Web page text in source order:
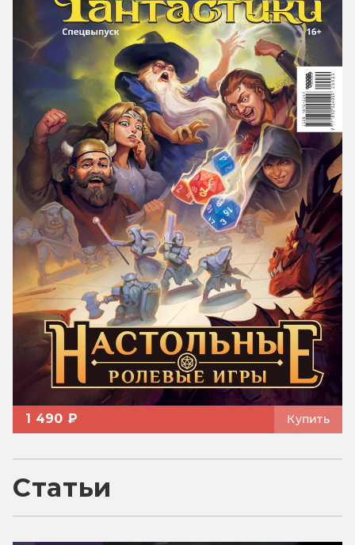
1 490 ₽ Купить
Статьи